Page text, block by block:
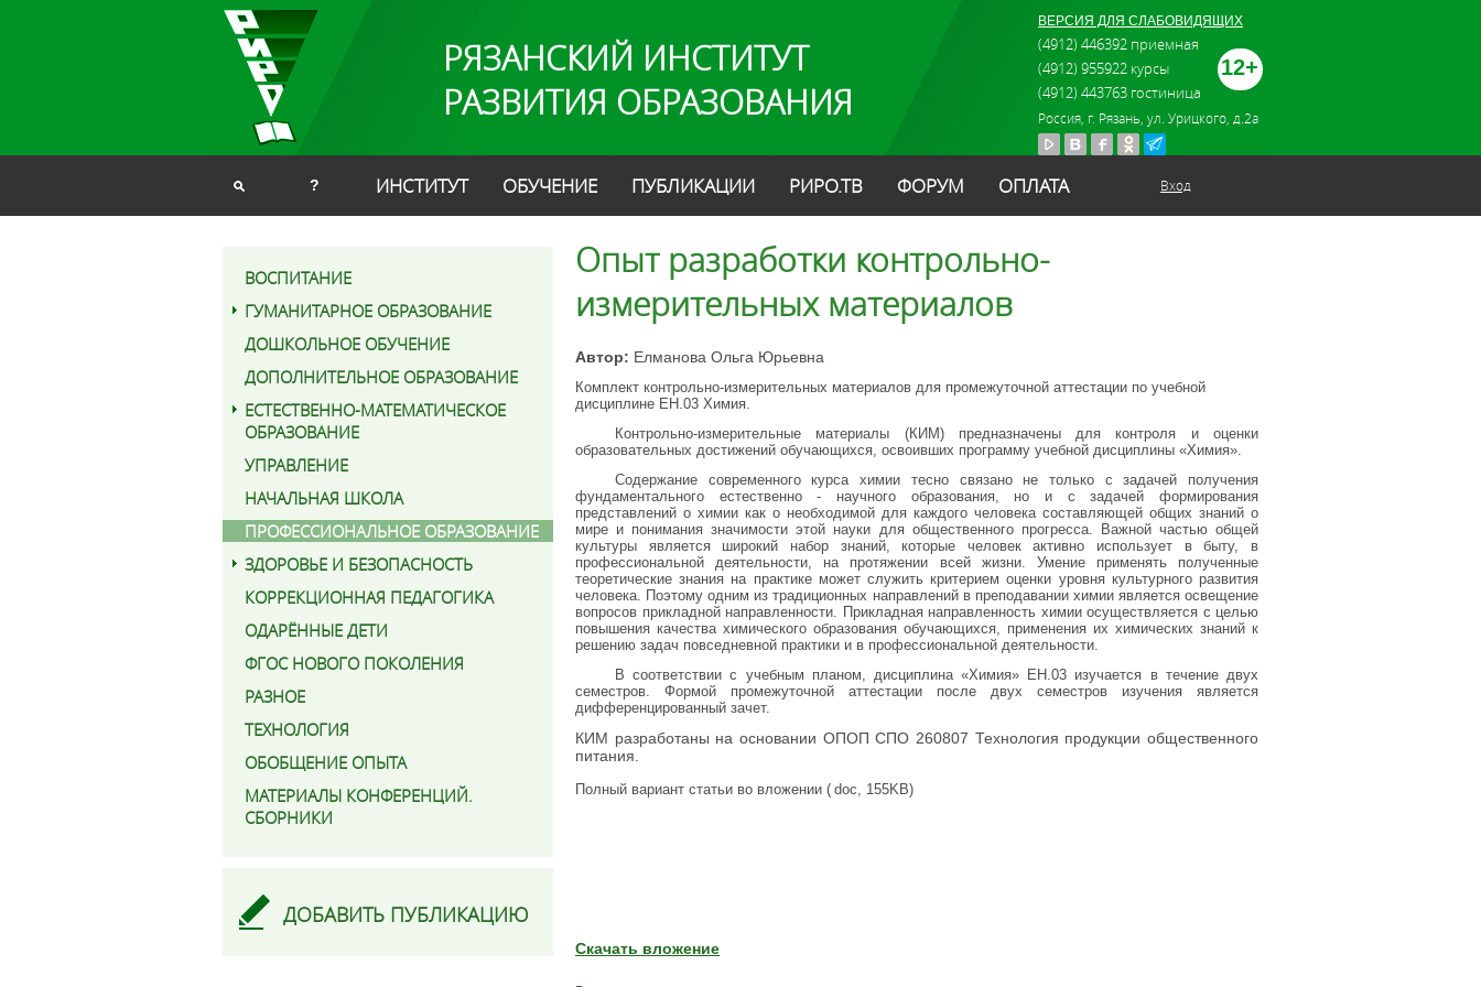
РЯЗАНСКИЙ ИНСТИТУТ
РАЗВИТИЯ ОБРАЗОВАНИЯ
12+
ВЕРСИЯ ДЛЯ СЛАБОВИДЯЩИХ
(4912) 446392 приемная
(4912) 955922 курсы
(4912) 443763 гостиница
Россия, г. Рязань, ул. Урицкого, д.2а
? ИНСТИТУТ ОБУЧЕНИЕ ПУБЛИКАЦИИ РИРО.ТВ ФОРУМ ОПЛАТА Вход
ВОСПИТАНИЕ
ГУМАНИТАРНОЕ ОБРАЗОВАНИЕ
ДОШКОЛЬНОЕ ОБУЧЕНИЕ
ДОПОЛНИТЕЛЬНОЕ ОБРАЗОВАНИЕ
ЕСТЕСТВЕННО-МАТЕМАТИЧЕСКОЕ
ОБРАЗОВАНИЕ
УПРАВЛЕНИЕ
НАЧАЛЬНАЯ ШКОЛА
ПРОФЕССИОНАЛЬНОЕ ОБРАЗОВАНИЕ
ЗДОРОВЬЕ И БЕЗОПАСНОСТЬ
КОРРЕКЦИОННАЯ ПЕДАГОГИКА
ОДАРЁННЫЕ ДЕТИ
ФГОС НОВОГО ПОКОЛЕНИЯ
РАЗНОЕ
ТЕХНОЛОГИЯ
ОБОБЩЕНИЕ ОПЫТА
МАТЕРИАЛЫ КОНФЕРЕНЦИЙ.
СБОРНИКИ
ДОБАВИТЬ ПУБЛИКАЦИЮ
Опыт разработки контрольно-
измерительных материалов
Автор: Елманова Ольга Юрьевна
Комплект контрольно-измерительных материалов для промежуточной аттестации по учебной
дисциплине ЕН.03 Химия.
Контрольно-измерительные материалы (КИМ) предназначены для контроля и оценки
образовательных достижений обучающихся, освоивших программу учебной дисциплины «Химия».
Содержание современного курса химии тесно связано не только с задачей получения
фундаментального естественно - научного образования, но и с задачей формирования
представлений о химии как о необходимой для каждого человека составляющей общих знаний о
мире и понимания значимости этой науки для общественного прогресса. Важной частью общей
культуры является широкий набор знаний, которые человек активно использует в быту, в
профессиональной деятельности, на протяжении всей жизни. Умение применять полученные
теоретические знания на практике может служить критерием оценки уровня культурного развития
человека. Поэтому одним из традиционных направлений в преподавании химии является освещение
вопросов прикладной направленности. Прикладная направленность химии осуществляется с целью
повышения качества химического образования обучающихся, применения их химических знаний к
решению задач повседневной практики и в профессиональной деятельности.
В соответствии с учебным планом, дисциплина «Химия» ЕН.03 изучается в течение двух
семестров. Формой промежуточной аттестации после двух семестров изучения является
дифференцированный зачет.
КИМ разработаны на основании ОПОП СПО 260807 Технология продукции общественного
питания.
Полный вариант статьи во вложении ( doc, 155KB)
Скачать вложение